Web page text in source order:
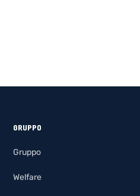
GRUPPO
Gruppo
Welfare